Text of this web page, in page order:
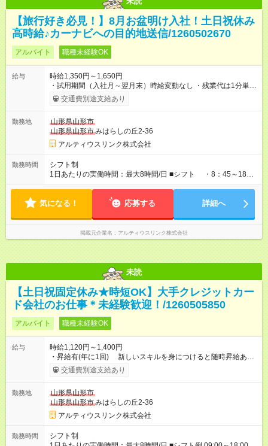
【旅行好き必見！】8月お盆明け入社！土日祝休み
高時給♪カーナビへの目的地送信/1260502670
アルバイト 職種未経験OK
給与
時給1,350円～1,650円
・試用期間（入社月～翌月末）時給変動なし ・残業代は1分単位
で支給◎ 【試用期間】試用期間あり 試用期間の長さ：2ヶ月 雇
用形態、給与は本採用時と同じです。 試用期間：入社月～翌月
か月ごとの更新契約となります。 例）8/17入社の場合、9月末ま
でが試用期間となり、 10/1～本採用となります。
交通費別途支給あり
勤務地
山形県山形市
山形県山形市みはらしの丘2-36
アルティウスリンク株式会社
勤務時間
シフト制
1日あたりの実働時間：最大8時間/日 ■シフト ・8：45～18：
00（休憩75分）実働8時間 日数：週5日 ※土日休み固定相談可能
気になる！ 応募する 詳細へ
掲載元企業名 アルティウスリンク株式会社
未読
【土日祝固定休み★時短OK】大手クレジットカー
ド会社のお仕事＊未経験歓迎！/1260505850
アルバイト 職種未経験OK
給与
時給1,120円～1,400円
・昇給有(年に1回) 新しいスキルを身につけると随時昇給あ
り！ ・交通費別途全額支給（規定あり） ・残業代は1分単位で
支給◎ 【試用期間】試用期間あり 試用期間の長さ：2ヶ月 雇用
まで。 本採用：入社月の翌々月1日から。 その後、3か
月ごとの更新契約となります。 例）8/17入社の場合、9月末まで
が試用期間となり 10/1～本採用となります。
交通費別途支給あり
勤務地
山形県山形市
山形県山形市みはらしの丘2-36
アルティウスリンク株式会社
勤務時間
シフト制